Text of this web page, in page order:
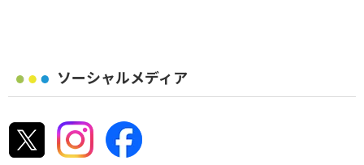
ソーシャルメディア